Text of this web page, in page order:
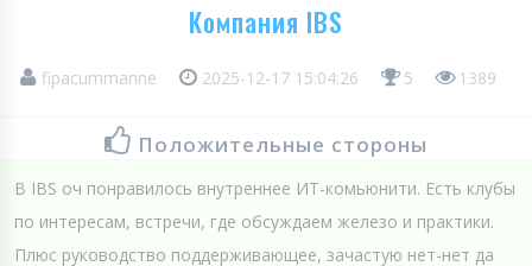
Компания IBS
fipacummanne 2025-12-17 15:04:26 5 1389
Положительные стороны
В IBS оч понравилось внутреннее ИТ-комьюнити. Есть клубы
по интересам, встречи, где обсуждаем железо и практики.
Плюс руководство поддерживающее, зачастую нет-нет да